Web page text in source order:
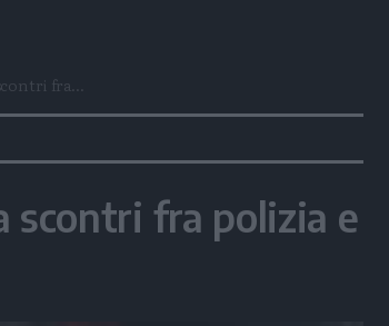
fra...
scontri fra polizia e